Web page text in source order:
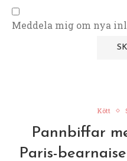
Meddela mig om nya
Kött
Pannbiffar
Paris-